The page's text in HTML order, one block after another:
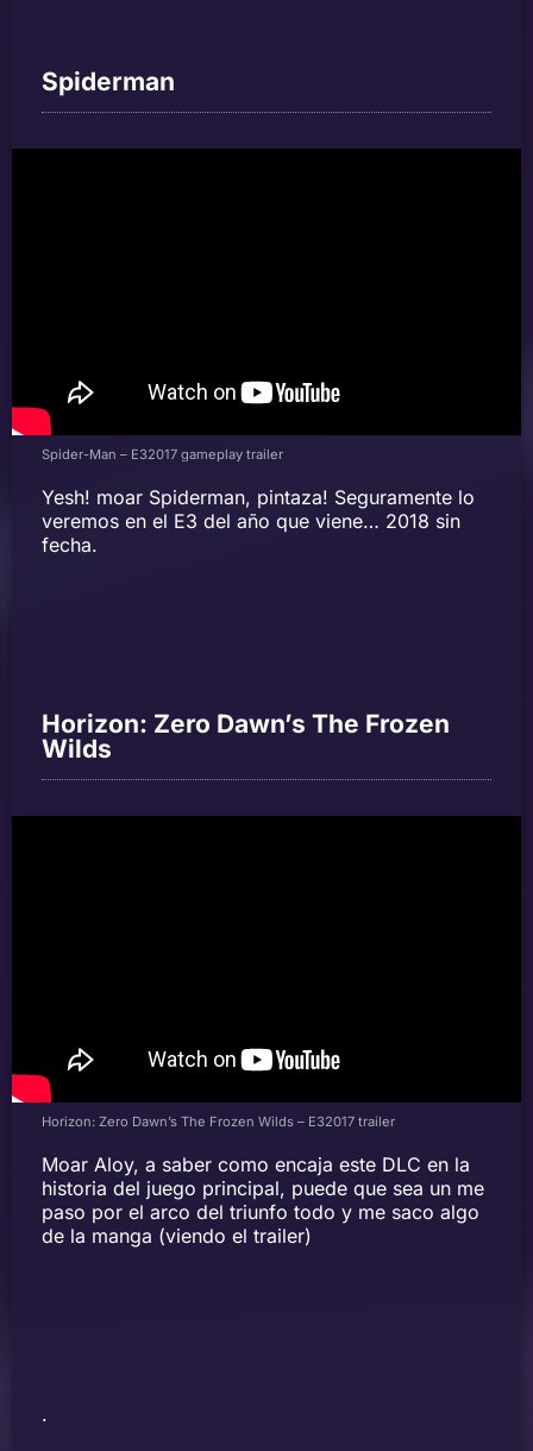
Spiderman
Spider-Man – E32017 gameplay trailer
Yesh! moar Spiderman, pintaza! Seguramente lo
veremos en el E3 del año que viene… 2018 sin
fecha.
Horizon: Zero Dawn’s The Frozen
Wilds
Horizon: Zero Dawn’s The Frozen Wilds – E32017 trailer
Moar Aloy, a saber como encaja este DLC en la
historia del juego principal, puede que sea un me
paso por el arco del triunfo todo y me saco algo
de la manga (viendo el trailer)
.